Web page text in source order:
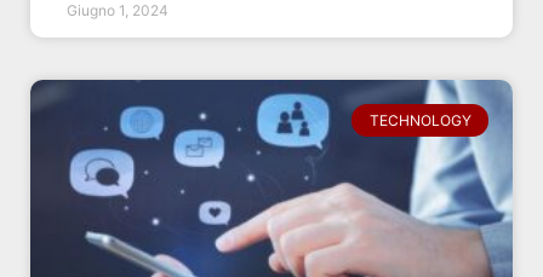
Giugno 1, 2024
TECHNOLOGY